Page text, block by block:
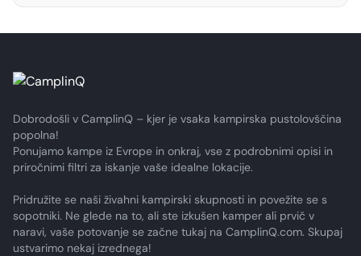
Dobrodošli v CamplinQ – kjer je vsaka kampirska pustolovščina
popolna!
Ponujamo kampe iz Evrope in onkraj, vse z podrobnimi opisi in
priročnimi filtri za iskanje vaše idealne lokacije.
Pridružite se naši živahni kampirski skupnosti in povežite se s
sopotniki. Ne glede na to, ali ste izkušen kamper ali prvič v
naravi, vaše potovanje se začne tukaj na CamplinQ.com. Skupaj
ustvarimo nekaj izrednega!